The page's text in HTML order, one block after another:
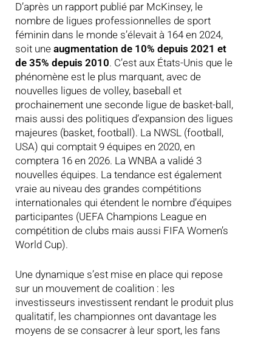
D’après un rapport publié par McKinsey, le
nombre de ligues professionnelles de sport
féminin dans le monde s’élevait à 164 en 2024,
soit une augmentation de 10% depuis 2021 et
de 35% depuis 2010. C’est aux États-Unis que le
phénomène est le plus marquant, avec de
nouvelles ligues de volley, baseball et
prochainement une seconde ligue de basket-ball,
mais aussi des politiques d’expansion des ligues
majeures (basket, football). La NWSL (football,
USA) qui comptait 9 équipes en 2020, en
comptera 16 en 2026. La WNBA a validé 3
nouvelles équipes. La tendance est également
vraie au niveau des grandes compétitions
internationales qui étendent le nombre d’équipes
participantes (UEFA Champions League en
compétition de clubs mais aussi FIFA Women’s
World Cup).
Une dynamique s’est mise en place qui repose
sur un mouvement de coalition : les
investisseurs investissent rendant le produit plus
qualitatif, les championnes ont davantage les
moyens de se consacrer à leur sport, les fans